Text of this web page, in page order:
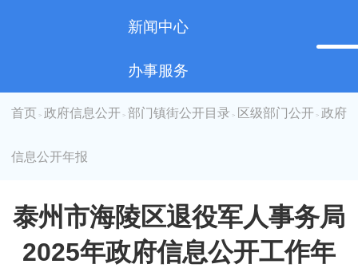
新闻中心
办事服务
首页 > 政府信息公开 > 部门镇街公开目录 > 区级部门公开 > 政府
信息公开年报
泰州市海陵区退役军人事务局
2025年政府信息公开工作年